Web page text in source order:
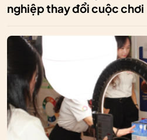
nghiệp thay đổi cuộc chơi